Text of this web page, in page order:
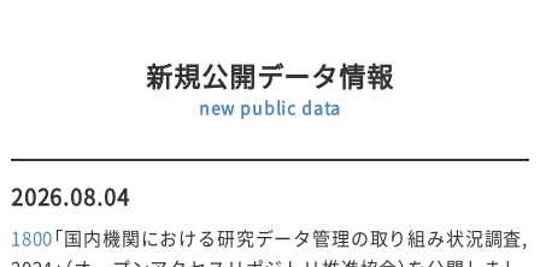
新規公開データ情報
new public data
2026.08.04
1800「国内機関における研究データ管理の取り組み状況調査,